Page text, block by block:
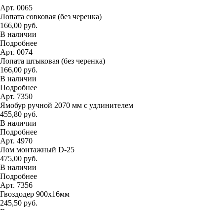
Арт. 0065
Лопата совковая (без черенка)
166,00 руб.
В наличии
Подробнее
Арт. 0074
Лопата штыковая (без черенка)
166,00 руб.
В наличии
Подробнее
Арт. 7350
Ямобур ручной 2070 мм с удлинителем
455,80 руб.
В наличии
Подробнее
Арт. 4970
Лом монтажный D-25
475,00 руб.
В наличии
Подробнее
Арт. 7356
Гвоздодер 900х16мм
245,50 руб.